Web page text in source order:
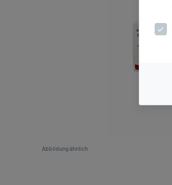
Abbildung ähnlich